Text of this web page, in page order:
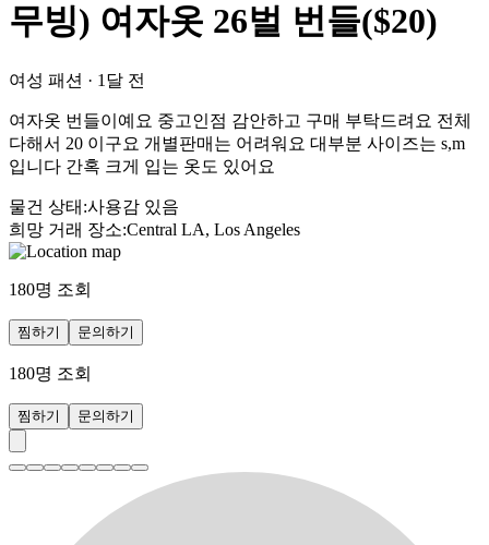
무빙) 여자옷 26벌 번들($20)
여성 패션 · 1달 전
여자옷 번들이예요 중고인점 감안하고 구매 부탁드려요 전체
다해서 20 이구요 개별판매는 어려워요 대부분 사이즈는 s,m
입니다 간혹 크게 입는 옷도 있어요
물건 상태 :사용감 있음
희망 거래 장소:Central LA, Los Angeles
180명 조회
찜하기 문의하기
180명 조회
찜하기 문의하기